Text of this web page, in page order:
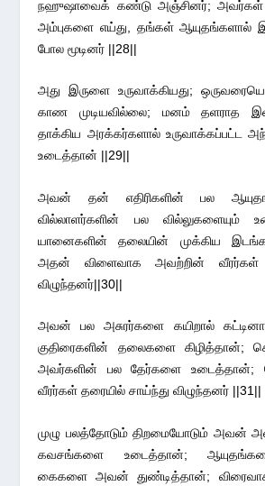
நஹுஷாவைக் கண்டு அஞ்சினர்; அவர்கள்
அம்புகளை எய்து, தங்கள்
போல மூடினர் ||28||
அது இருளை உருவாக்கியது;
காண முடியவில்லை; மனம் தளராத
தாக்கிய அரக்கர்களால் உருவாக்கப்பட்ட
உடைத்தான் ||29||
அவன் தன் எதிரிகளின் பல
வில்லாளர்களின் பல
யானைகளின் தலையின் முக்கிய
அதன் விளைவாக அவற்றின் வீரர்கள்
விழுந்தனர்||30||
அவன் பல அசுரர்களை கயிறால்
குதிரைகளின் தலைகளை கிழித்தான்;
அவர்களின் பல தேர்களை உடைத்தான்;
வீரர்கள் தரையில் சாய்ந்து விழுந்தனர் ||31||
முழு பலத்தோடும் திறமையோடும் அவன்
கவசங்களை உடைத்தான்;
கைகளை அவன் துண்டித்தான்;